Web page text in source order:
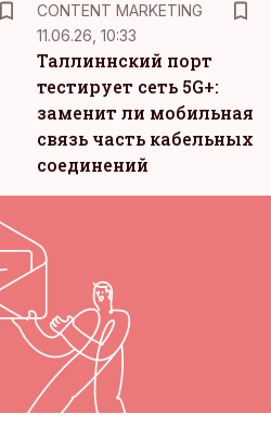
CONTENT MARKETING
11.06.26, 10:33
Таллиннский порт
тестирует сеть 5G+:
заменит ли мобильная
связь часть кабельных
соединений